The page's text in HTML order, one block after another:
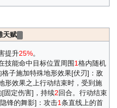
天赋
提升25%。
技能命中目标位置周围1格内随机
子施加特殊地形效果[伏刃]：敌
形效果之上行动结束时，受到施
[固定伤害]，持续2回合。行动结束
锋的舞影]：攻击1条直线上的首